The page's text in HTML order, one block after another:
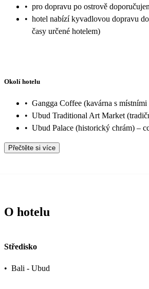
• pro dopravu po ostrově
• hotel nabízí kyvadlovou dopravu
časy určené hotelem)
Okolí hotelu
• Gangga Coffee (kavárna s
• Ubud Traditional Art Market
• Ubud Palace (historický chrám) –
Přečtěte si více
O hotelu
Středisko
• Bali - Ubud